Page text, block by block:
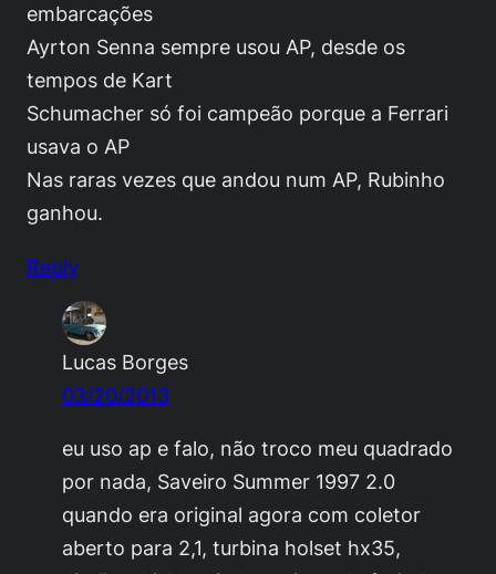
embarcações
Ayrton Senna sempre usou AP, desde os
tempos de Kart
Schumacher só foi campeão porque a Ferrari
usava o AP
Nas raras vezes que andou num AP, Rubinho
ganhou.
Reply
Lucas Borges
03/20/2013
eu uso ap e falo, não troco meu quadrado
por nada, Saveiro Summer 1997 2.0
quando era original agora com coletor
aberto para 2,1, turbina holset hx35,